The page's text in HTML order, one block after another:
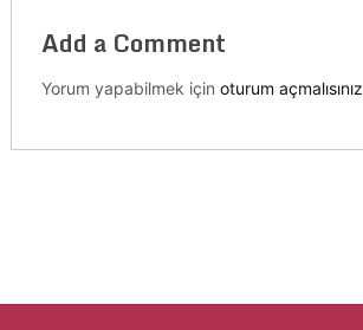
Add a Comment
Yorum yapabilmek için oturum açmalısınız